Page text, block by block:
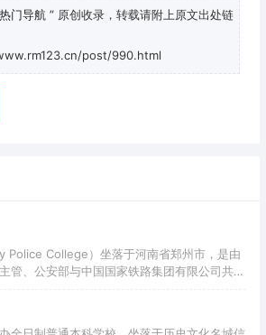
门导航 ” 原创收录，转载请附上原文出处链
post/990.html
Police College）坐落于河南省郑州市，是由
管、公安部与中国国家铁路集团有限公司共建
、上海、西安、唐山办学。1980年迁建河南